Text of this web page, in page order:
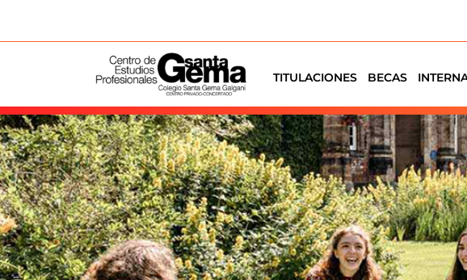
TITULACIONES BECAS
Consigue tu título